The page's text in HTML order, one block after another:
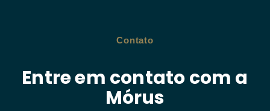
Contato
Entre em contato com a
Mórus